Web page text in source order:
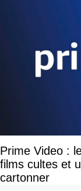
Prime Video :
films cultes et
cartonner